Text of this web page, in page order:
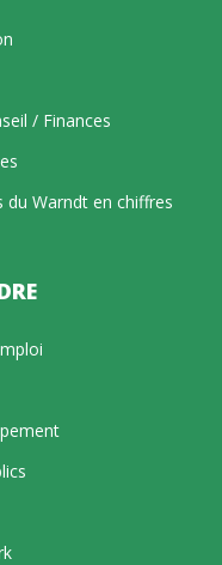
/ Finances
Warndt en chiffres